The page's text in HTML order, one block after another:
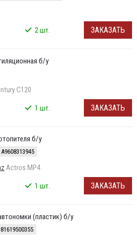
2 шт. ЗАКАЗАТЬ
б/у
C120
1 шт. ЗАКАЗАТЬ
б/у
Actros MP4
1 шт. ЗАКАЗАТЬ
(пластик) б/у